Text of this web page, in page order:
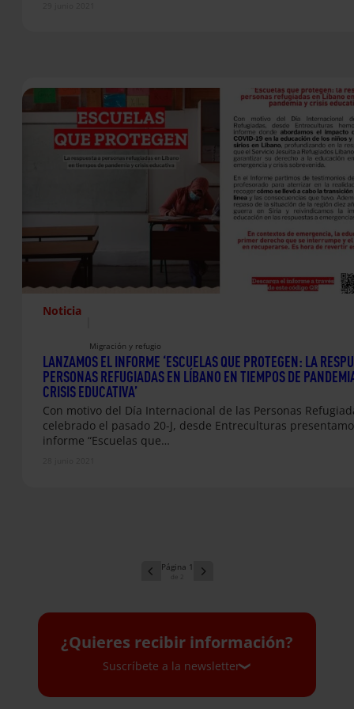
Noticia
Migración y refugio
LANZAMOS EL INFORME ‘ESCUELAS QUE PROTEGEN: LA
PERSONAS REFUGIADAS EN LÍBANO EN TIEMPOS DE
CRISIS EDUCATIVA’
Con motivo del Día Internacional de las Personas
celebrado el pasado 20-J, desde Entreculturas
informe “Escuelas que…
1
¿Quieres recibir información?
Suscríbete a la newsletter